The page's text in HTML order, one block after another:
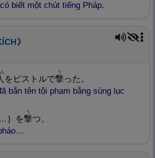
biết một chút tiếng Pháp.
をピストルで撃
う
った。
bắn tên tội phạm bằng súng lục
…｝を撃
う
つ。